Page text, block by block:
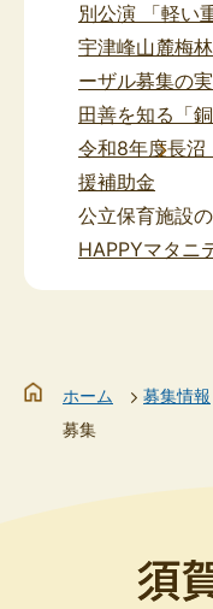
別公演 「軽い
宇津峰山麓梅
ーザル募集の
田善を知る「
令和8年度長沼
援補助金
公立保育施設
HAPPYマタニ
ホーム 募集情報
募集